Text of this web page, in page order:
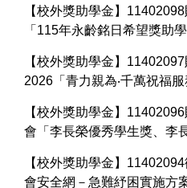
【校外獎助學金】
「115年永齡銘日希望獎助學
【校外獎助學金】
2026「青力親為‧千萬祝福服
【校外獎助學金】
會「李長榮優秀學生獎、李
【校外獎助學金】
會安全網－急難紓困實施方案